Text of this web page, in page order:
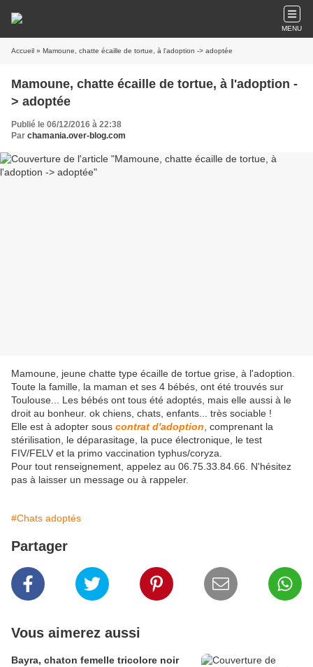
MENU
Accueil » Mamoune, chatte écaille de tortue, à l'adoption -> adoptée
Mamoune, chatte écaille de tortue, à l'adoption -
> adoptée
Publié le 06/12/2016 à 22:38
Par chamania.over-blog.com
Mamoune, jeune chatte type écaille de tortue grise, à l'adoption.
Toute la famille, la maman et ses 4 bébés, ont été trouvés sur
Toulouse... Les bébés ont tous été adoptés, mais elle aussi à le
droit au bonheur. ok chiens, chats, enfants... très sociable !
Elle est à adopter sous contrat d'adoption , comprenant la
stérilisation, le déparasitage, la puce électronique, le test
FIV/FELV et la primo vaccination typhus/coryza.
Pour tout renseignement, appelez au 06.75.33.84.66. N'hésitez
pas à laisser un message ou à rappeler.
#Chats adoptés
Partager
Vous aimerez aussi
Bayra, chaton femelle tricolore noir